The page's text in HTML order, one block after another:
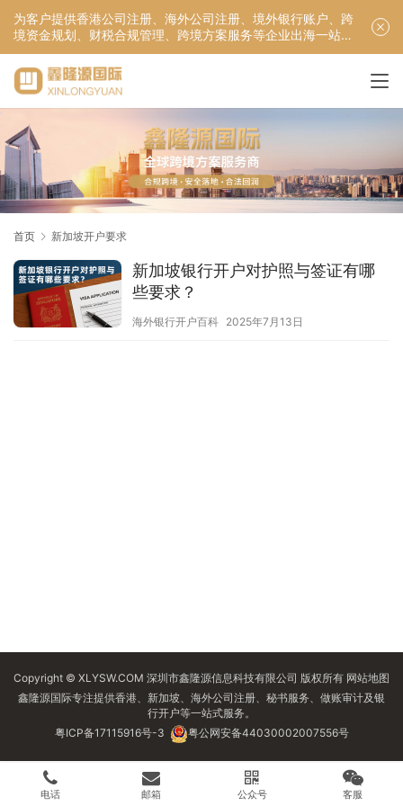
为客户提供香港公司注册、海外公司注册、境外银行账户、跨
境资金规划、财税合规管理、跨境方案服务等企业出海一站式
服务！
首页 新加坡开户要求
新加坡银行开户对护照与签证有哪
些要求？
海外银行开户百科 2025年7月13日
Copyright © XLYSW.COM 深圳市鑫隆源信息科技有限公司 版权所有 网站地图
鑫隆源国际专注提供香港、新加坡、海外公司注册、秘书服务、做账审计及银
行开户等一站式服务。
粤ICP备17115916号-3
粤公网安备44030002007556号
电话 邮箱 公众号 客服